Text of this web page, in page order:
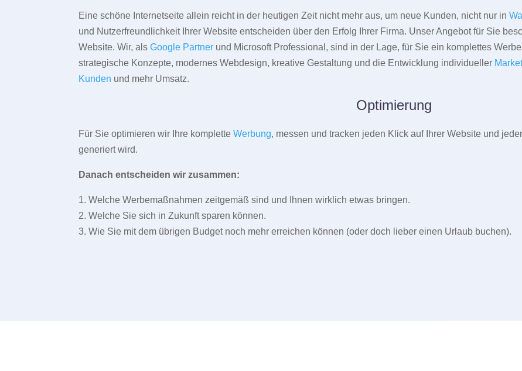
Eine schöne Internetseite allein reicht in der heutigen Zeit nicht mehr aus, um neue Kunden, nicht nur in
und Nutzerfreundlichkeit Ihrer Website entscheiden über den Erfolg Ihrer Firma. Unser Angebot für Sie
Website. Wir, alsGoogle Partner und Microsoft Professional, sind in der Lage, für Sie ein komplettes
strategische Konzepte, modernes Webdesign, kreative Gestaltung und die Entwicklung individueller
Kunden und mehr Umsatz.
Optimierung
Für Sie optimieren wir Ihre kompletteWerbung, messen und tracken jeden Klick auf Ihrer Website und
generiert wird.
Danach entscheiden wir zusammen:
1. Welche Werbemaßnahmen zeitgemäß sind und Ihnen wirklich etwas bringen.
2. Welche Sie sich in Zukunft sparen können.
3. Wie Sie mit dem übrigen Budget noch mehr erreichen können (oder doch lieber einen Urlaub buchen).